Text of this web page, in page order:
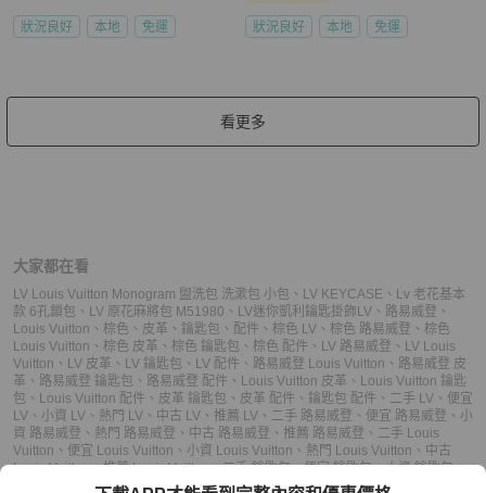
狀況良好 本地 免運 狀況良好 本地 免運
看更多
大家都在看
LV Louis Vuitton Monogram 盥洗包 洗漱包 小包 、 LV KEYCASE 、 Lv 老花基本
款 6孔鎖包 、 LV 原花麻將包 M51980 、 LV迷你凱利鑰匙掛飾LV 、 路易威登 、
Louis Vuitton 、 棕色 、 皮革 、 鑰匙包 、 配件 、 棕色 LV 、 棕色 路易威登 、 棕色
Louis Vuitton 、 棕色 皮革 、 棕色 鑰匙包 、 棕色 配件 、 LV 路易威登 、 LV Louis
Vuitton 、 LV 皮革 、 LV 鑰匙包 、 LV 配件 、 路易威登 Louis Vuitton 、 路易威登 皮
革 、 路易威登 鑰匙包 、 路易威登 配件 、 Louis Vuitton 皮革 、 Louis Vuitton 鑰匙
包 、 Louis Vuitton 配件 、 皮革 鑰匙包 、 皮革 配件 、 鑰匙包 配件 、 二手 LV 、 便宜
LV 、 小資 LV 、 熱門 LV 、 中古 LV 、 推薦 LV 、 二手 路易威登 、 便宜 路易威登 、 小
資 路易威登 、 熱門 路易威登 、 中古 路易威登 、 推薦 路易威登 、 二手 Louis
Vuitton 、 便宜 Louis Vuitton 、 小資 Louis Vuitton 、 熱門 Louis Vuitton 、 中古
Louis Vuitton、推薦 Louis Vuitton、二手 鑰匙包、便宜 鑰匙包、小資 鑰匙包、
中古 鑰匙包、 推薦 鑰匙包、二手 配件、便宜 配件、